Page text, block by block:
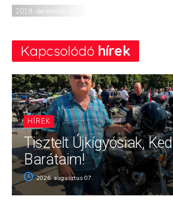
2019. december 20.
Kapcsolódó hírek
HÍREK
Tisztelt Újkígyósiak,
Barátaim!
2026. augusztus 07.